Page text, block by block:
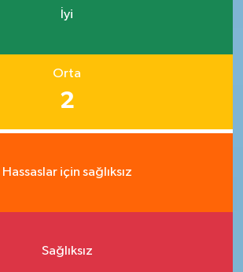
İyi
Orta
2
Hassaslar için sağlıksız
Sağlıksız